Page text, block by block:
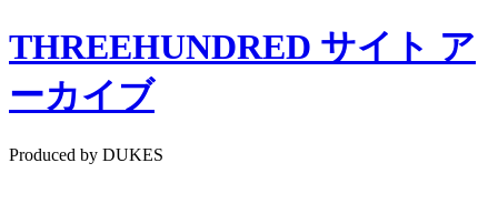
THREEHUNDRED サイト ア
ーカイブ
Produced by DUKES